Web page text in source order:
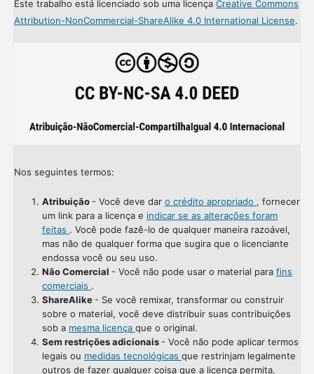
Este trabalho está licenciado sob uma licença Creative Commons
Attribution-NonCommercial-ShareAlike 4.0 International License.
Nos seguintes termos:
Atribuição - Você deve dar o crédito apropriado , fornecer
um link para a licença e indicar se as alterações foram
feitas . Você pode fazê-lo de qualquer maneira razoável,
mas não de qualquer forma que sugira que o licenciante
endossa você ou seu uso.
Não Comercial - Você não pode usar o material para fins
comerciais .
ShareAlike - Se você remixar, transformar ou construir
sobre o material, você deve distribuir suas contribuições
sob a mesma licença que o original.
Sem restrições adicionais - Você não pode aplicar termos
legais ou medidas tecnológicas que restrinjam legalmente
outros de fazer qualquer coisa que a licença permita.